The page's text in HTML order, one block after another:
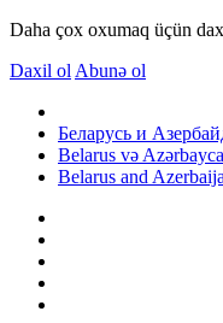
Daha çox oxumaq üçün
Daxil ol Abunə ol
Беларусь и
Belarus və
Belarus and